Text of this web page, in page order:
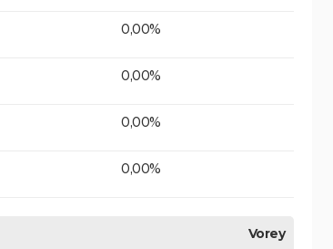
0,00%
0,00%
0,00%
0,00%
Vorey